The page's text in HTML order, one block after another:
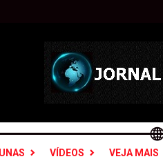
VÍDEOS VEJA MAIS